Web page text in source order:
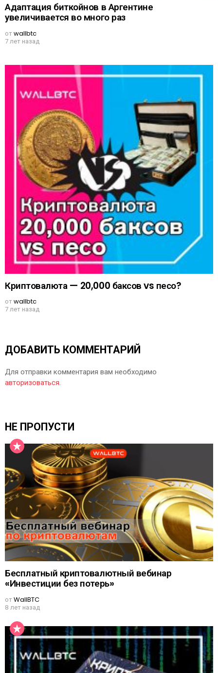
Адаптация биткойнов в Аргентине
увеличивается во много раз
отwallbtc
7 лет назад
Криптовалюта — 20,000 баксов vs песо?
отwallbtc
7 лет назад
ДОБАВИТЬ КОММЕНТАРИЙ
Для отправки комментария вам необходимо
авторизоваться.
НЕ ПРОПУСТИ
Бесплатный криптовалютный вебинар
«Инвестиции без потерь»
отWallBTC
8 лет назад